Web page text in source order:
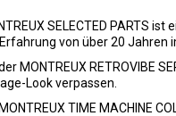
SELECTED PARTS
von über 20 Jahren
MONTREUX RETROVIBE
Look verpassen.
TIME MACHINE